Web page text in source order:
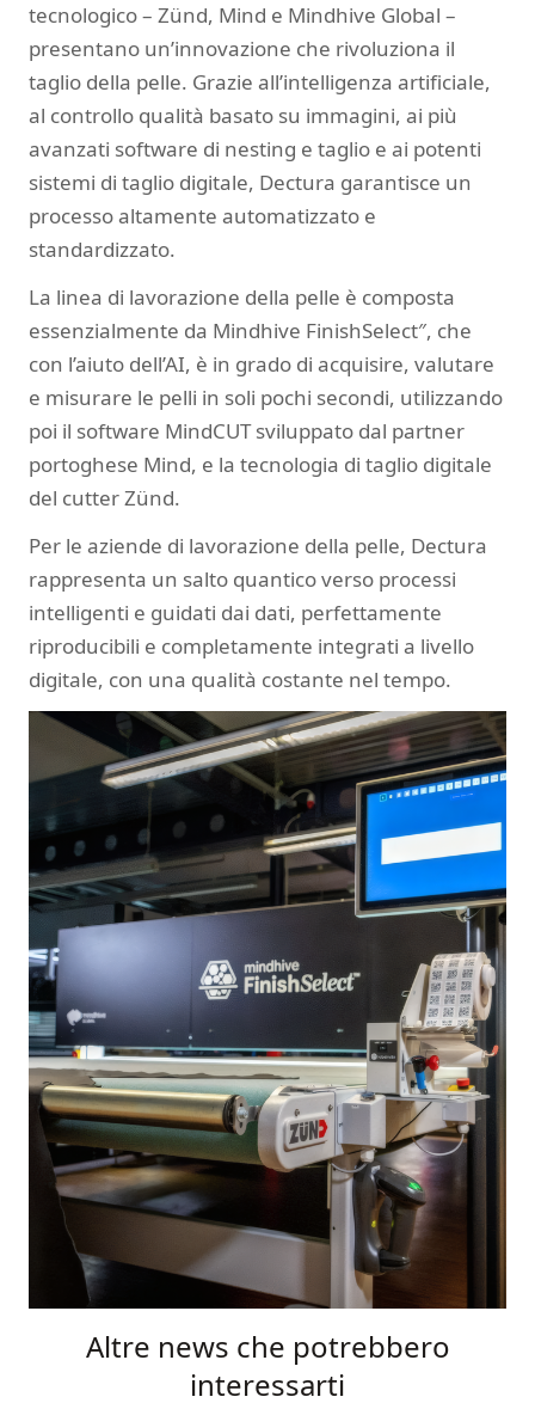
tecnologico – Zünd, Mind e Mindhive Global –
presentano un’innovazione che rivoluziona il
taglio della pelle. Grazie all’intelligenza artificiale,
al controllo qualità basato su immagini, ai più
avanzati software di nesting e taglio e ai potenti
sistemi di taglio digitale, Dectura garantisce un
processo altamente automatizzato e
standardizzato.
La linea di lavorazione della pelle è composta
essenzialmente da Mindhive FinishSelect″, che
con l’aiuto dell’AI, è in grado di acquisire, valutare
e misurare le pelli in soli pochi secondi, utilizzando
poi il software MindCUT sviluppato dal partner
portoghese Mind, e la tecnologia di taglio digitale
del cutter Zünd.
Per le aziende di lavorazione della pelle, Dectura
rappresenta un salto quantico verso processi
intelligenti e guidati dai dati, perfettamente
riproducibili e completamente integrati a livello
digitale, con una qualità costante nel tempo.
Altre news che potrebbero
interessarti